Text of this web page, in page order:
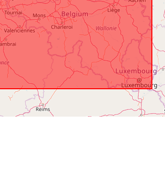
Pravice za
dostop:
Časovna
pokritost: